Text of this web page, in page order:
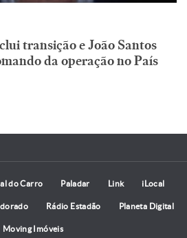
transição e João Santos
da operação no País
do Carro Paladar Link iLocal
Rádio Estadão Planeta Digital
Moving Imóveis